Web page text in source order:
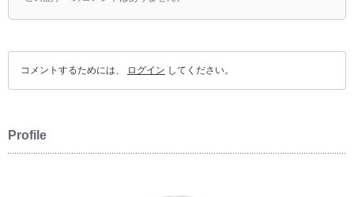
コメントするためには、 ログイン してください。
Profile